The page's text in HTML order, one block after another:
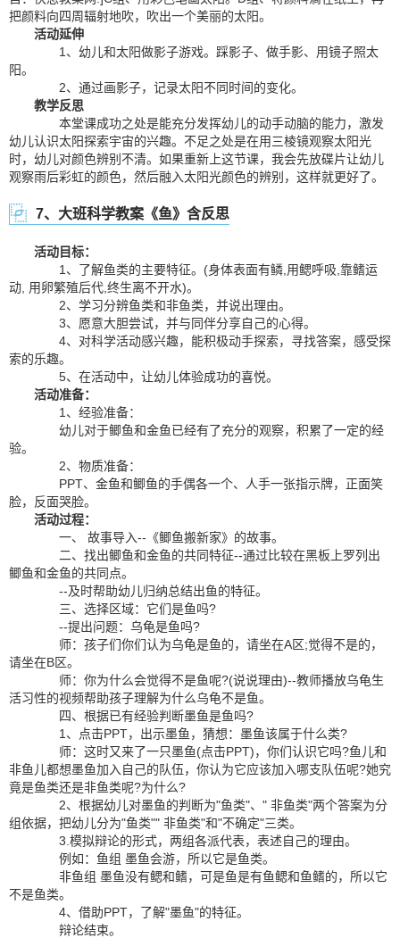
把颜料向四周辐射地吹，吹出一个美丽的太阳。
活动延伸
1、幼儿和太阳做影子游戏。踩影子、做手影、用镜子照太
阳。
2、通过画影子，记录太阳不同时间的变化。
教学反思
本堂课成功之处是能充分发挥幼儿的动手动脑的能力，激发
幼儿认识太阳探索宇宙的兴趣。不足之处是在用三棱镜观察太阳光
时，幼儿对颜色辨别不清。如果重新上这节课，我会先放碟片让幼儿
观察雨后彩虹的颜色，然后融入太阳光颜色的辨别，这样就更好了。
7、大班科学教案《鱼》含反思
活动目标：
1、了解鱼类的主要特征。(身体表面有鳞,用鳃呼吸,靠鳍运
动, 用卵繁殖后代,终生离不开水)。
2、学习分辨鱼类和非鱼类，并说出理由。
3、愿意大胆尝试，并与同伴分享自己的心得。
4、对科学活动感兴趣，能积极动手探索，寻找答案，感受探
索的乐趣。
5、在活动中，让幼儿体验成功的喜悦。
活动准备：
1、经验准备：
幼儿对于鲫鱼和金鱼已经有了充分的观察，积累了一定的经
验。
2、物质准备：
PPT、金鱼和鲫鱼的手偶各一个、人手一张指示牌，正面笑
脸，反面哭脸。
活动过程：
一、 故事导入--《鲫鱼搬新家》的故事。
二、找出鲫鱼和金鱼的共同特征--通过比较在黑板上罗列出
鲫鱼和金鱼的共同点。
--及时帮助幼儿归纳总结出鱼的特征。
三、选择区域：它们是鱼吗?
--提出问题：乌龟是鱼吗?
师：孩子们你们认为乌龟是鱼的，请坐在A区;觉得不是的，
请坐在B区。
师：你为什么会觉得不是鱼呢?(说说理由)--教师播放乌龟生
活习性的视频帮助孩子理解为什么乌龟不是鱼。
四、根据已有经验判断墨鱼是鱼吗?
1、点击PPT，出示墨鱼，猜想：墨鱼该属于什么类?
师：这时又来了一只墨鱼(点击PPT)，你们认识它吗?鱼儿和
非鱼儿都想墨鱼加入自己的队伍，你认为它应该加入哪支队伍呢?她究
竟是鱼类还是非鱼类呢?为什么?
2、根据幼儿对墨鱼的判断为"鱼类"、" 非鱼类"两个答案为分
组依据，把幼儿分为"鱼类"" 非鱼类"和"不确定"三类。
3.模拟辩论的形式，两组各派代表，表述自己的理由。
例如：鱼组 墨鱼会游，所以它是鱼类。
非鱼组 墨鱼没有鳃和鳍，可是鱼是有鱼鳃和鱼鳍的，所以它
不是鱼类。
4、借助PPT，了解"墨鱼"的特征。
辩论结束。